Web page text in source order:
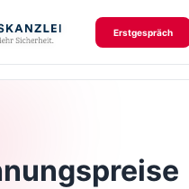
Erstgespräch